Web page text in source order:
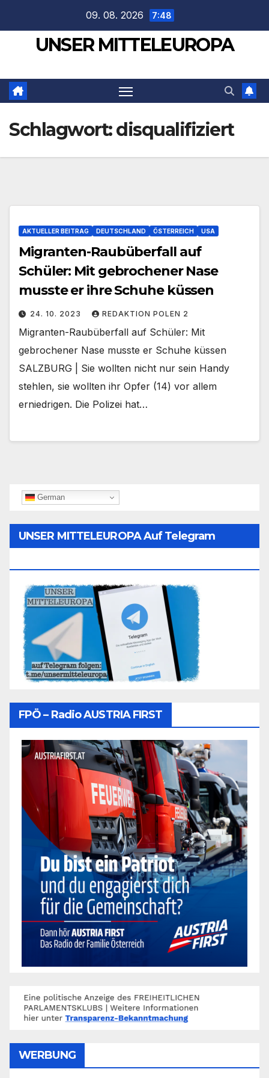
springen
09. 08. 2026 7:48
UNSER MITTELEUROPA
Schlagwort:disqualifiziert
AKTUELLER BEITRAG DEUTSCHLAND ÖSTERREICH USA
Migranten-Raubüberfall auf
Schüler: Mit gebrochener Nase
musste er ihre Schuhe küssen
24. 10. 2023 REDAKTION POLEN 2
Migranten-Raubüberfall auf Schüler: Mit
gebrochener Nase musste er Schuhe küssen
SALZBURG | Sie wollten nicht nur sein Handy
stehlen, sie wollten ihr Opfer (14) vor allem
erniedrigen. Die Polizei hat…
German
UNSER MITTELEUROPA Auf Telegram
FPÖ – Radio AUSTRIA FIRST
WERBUNG